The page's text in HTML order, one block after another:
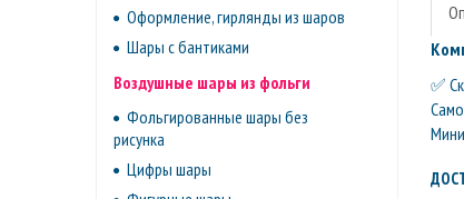
Оформление, гирлянды из шаров
Шары с бантиками
Воздушные шары из фольги
Фольгированные шары без
рисунка
Цифры шары
✅